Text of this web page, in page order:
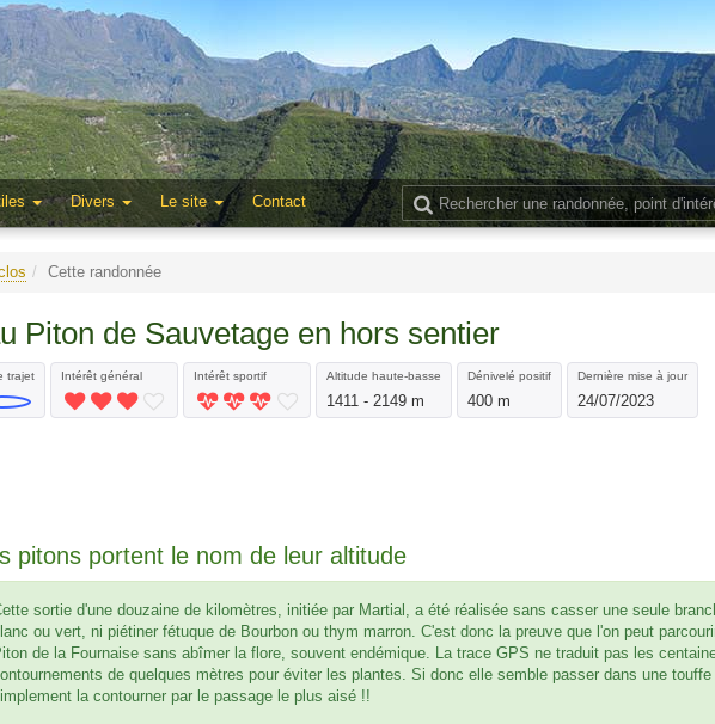
Divers Le site Contact
Cette randonnée
Piton de Sauvetage en hors sentier
trajet Intérêt général Intérêt sportif Altitude haute-basse
1411 - 2149 m
Dénivelé positif
400 m
Dernière mise à jour
24/07/2023
pitons portent le nom de leur altitude
sortie d'une douzaine de kilomètres, initiée par Martial, a été réalisée sans casser une seule
ou vert, ni piétiner fétuque de Bourbon ou thym marron. C'est donc la preuve que l'on peut
de la Fournaise sans abîmer la flore, souvent endémique. La trace GPS ne traduit pas les
de quelques mètres pour éviter les plantes. Si donc elle semble passer dans une
la contourner par le passage le plus aisé !!